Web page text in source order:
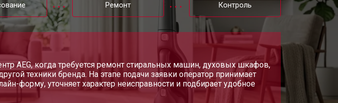
Ремонт Контроль
AEG, когда требуется ремонт стиральных машин, духовых шкафов,
техники бренда. На этапе подачи заявки оператор принимает
форму, уточняет характер неисправности и подбирает удобное